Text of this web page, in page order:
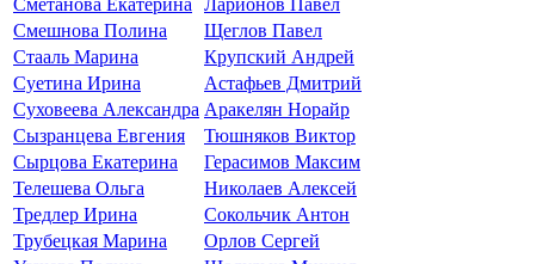
Смешнова Полина
Щеглов Павел
Стааль Марина
Крупский Андрей
Суетина Ирина
Астафьев Дмитрий
Суховеева Александра Аракелян Норайр
Сызранцева Евгения
Тюшняков Виктор
Сырцова Екатерина
Герасимов Максим
Телешева Ольга
Николаев Алексей
Тредлер Ирина
Сокольчик Антон
Трубецкая Марина
Орлов Сергей